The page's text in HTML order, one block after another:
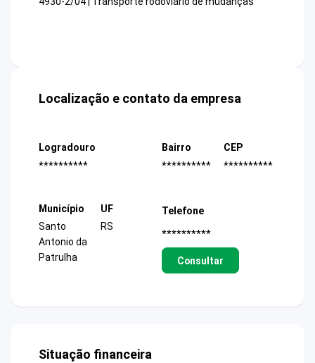
Localização e contato da empresa
Logradouro
**********
Bairro
**********
CEP
**********
Município
Santo
Antonio da
Patrulha
UF
RS
Telefone
**********
Consultar
Situação financeira